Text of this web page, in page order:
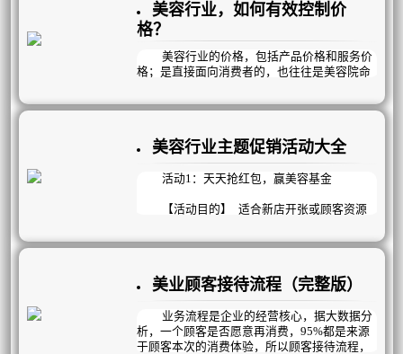
几个，什么时候出了几个，具体这些货物的走
向根本不清楚，也无法避免员工坚守自盗的情
况发生。
很多美业老板都向曦曦反映，一看数据就
头痛。今天曦玥就教大家四大最基本的经营数
据，让经营者看到数据分析的价值与意义。
美容行业，如何有效控制价
格？
美容行业的价格，包括产品价格和服务价
格；是直接面向消费者的，也往往是美容院命
品和服务的价格仍然是行业腾飞的拦路虎。
几十元至上千元不等……。而许多生产企业给
产品订价，也存在成本利润比例失调，再加之
销售环节的层层加价，产品到了终端市场，价
美容行业主题促销活动大全
活动1：天天抢红包，赢美容基金
【活动目的】 适合新店开张或顾客资源
值；除了横幅、海报、DM单的宣传方式外，
现场氛围营造，美容师的推介和顾客之间的口
碑传播更重要。
【活动内容】
美业顾客接待流程（完整版）
业务流程是企业的经营核心，据大数据分
析，一个顾客是否愿意再消费，95%都是来源
于顾客本次的消费体验，所以顾客接待流程，